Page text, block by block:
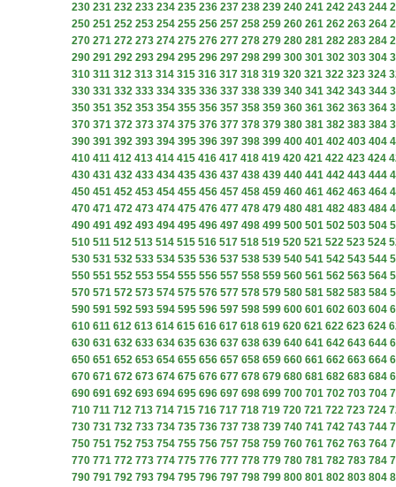
230 231 232 233 234 235 236 237 238 239 240 241 242 243 244
250 251 252 253 254 255 256 257 258 259 260 261 262 263 264
270 271 272 273 274 275 276 277 278 279 280 281 282 283 284
290 291 292 293 294 295 296 297 298 299 300 301 302 303 304
310 311 312 313 314 315 316 317 318 319 320 321 322 323 324
330 331 332 333 334 335 336 337 338 339 340 341 342 343 344
350 351 352 353 354 355 356 357 358 359 360 361 362 363 364
370 371 372 373 374 375 376 377 378 379 380 381 382 383 384
390 391 392 393 394 395 396 397 398 399 400 401 402 403 404
410 411 412 413 414 415 416 417 418 419 420 421 422 423 424
430 431 432 433 434 435 436 437 438 439 440 441 442 443 444
450 451 452 453 454 455 456 457 458 459 460 461 462 463 464
470 471 472 473 474 475 476 477 478 479 480 481 482 483 484
490 491 492 493 494 495 496 497 498 499 500 501 502 503 504
510 511 512 513 514 515 516 517 518 519 520 521 522 523 524
530 531 532 533 534 535 536 537 538 539 540 541 542 543 544
550 551 552 553 554 555 556 557 558 559 560 561 562 563 564
570 571 572 573 574 575 576 577 578 579 580 581 582 583 584
590 591 592 593 594 595 596 597 598 599 600 601 602 603 604
610 611 612 613 614 615 616 617 618 619 620 621 622 623 624
630 631 632 633 634 635 636 637 638 639 640 641 642 643 644
650 651 652 653 654 655 656 657 658 659 660 661 662 663 664
670 671 672 673 674 675 676 677 678 679 680 681 682 683 684
690 691 692 693 694 695 696 697 698 699 700 701 702 703 704
710 711 712 713 714 715 716 717 718 719 720 721 722 723 724
730 731 732 733 734 735 736 737 738 739 740 741 742 743 744
750 751 752 753 754 755 756 757 758 759 760 761 762 763 764
770 771 772 773 774 775 776 777 778 779 780 781 782 783 784
790 791 792 793 794 795 796 797 798 799 800 801 802 803 804